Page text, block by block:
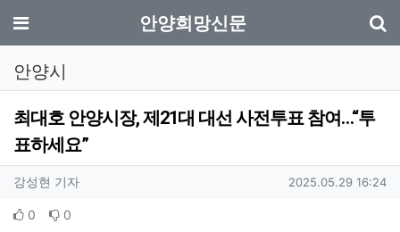
메뉴 안양희망신문
안양시
최대호 안양시장, 제21대 대선 사전투표 참여…“투
표하세요”
작성자 정보
강성현 기자작성 작성일
2025.05.29 16:24
컨텐츠 정보
0 추천 0